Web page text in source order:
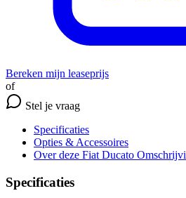
Bereken mijn leaseprijs
of
Stel je vraag
Specificaties
Opties & Accessoires
Over deze Fiat Ducato
Specificaties